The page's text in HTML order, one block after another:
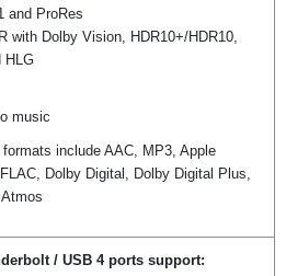
and ProRes
with Dolby Vision, HDR10+/HDR10,
HLG
music
formats include AAC, MP3, Apple
Dolby Digital, Dolby Digital Plus,
/ USB 4 ports support: